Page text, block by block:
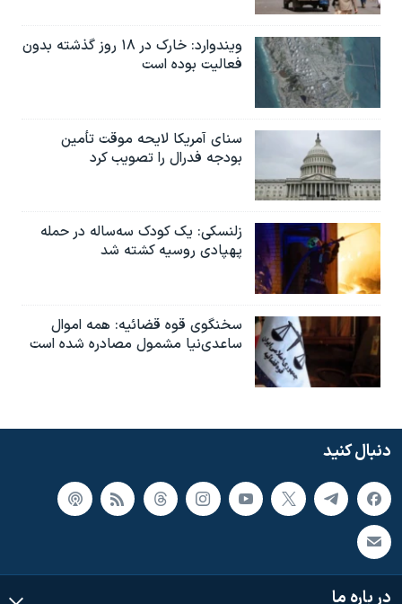
ویندوارد: خارک در ۱۸ روز گذشته بدون
فعالیت بوده است
سنای آمریکا لایحه موقت تأمین
بودجه فدرال را تصویب کرد
زلنسکی: یک کودک سه‌ساله در حمله
پهپادی روسیه کشته شد
سخنگوی قوه قضائیه: همه اموال
ساعدی‌نیا مشمول مصادره شده است
دنبال کنید
در باره ما